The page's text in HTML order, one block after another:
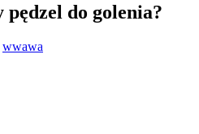
do golenia?
wwawa